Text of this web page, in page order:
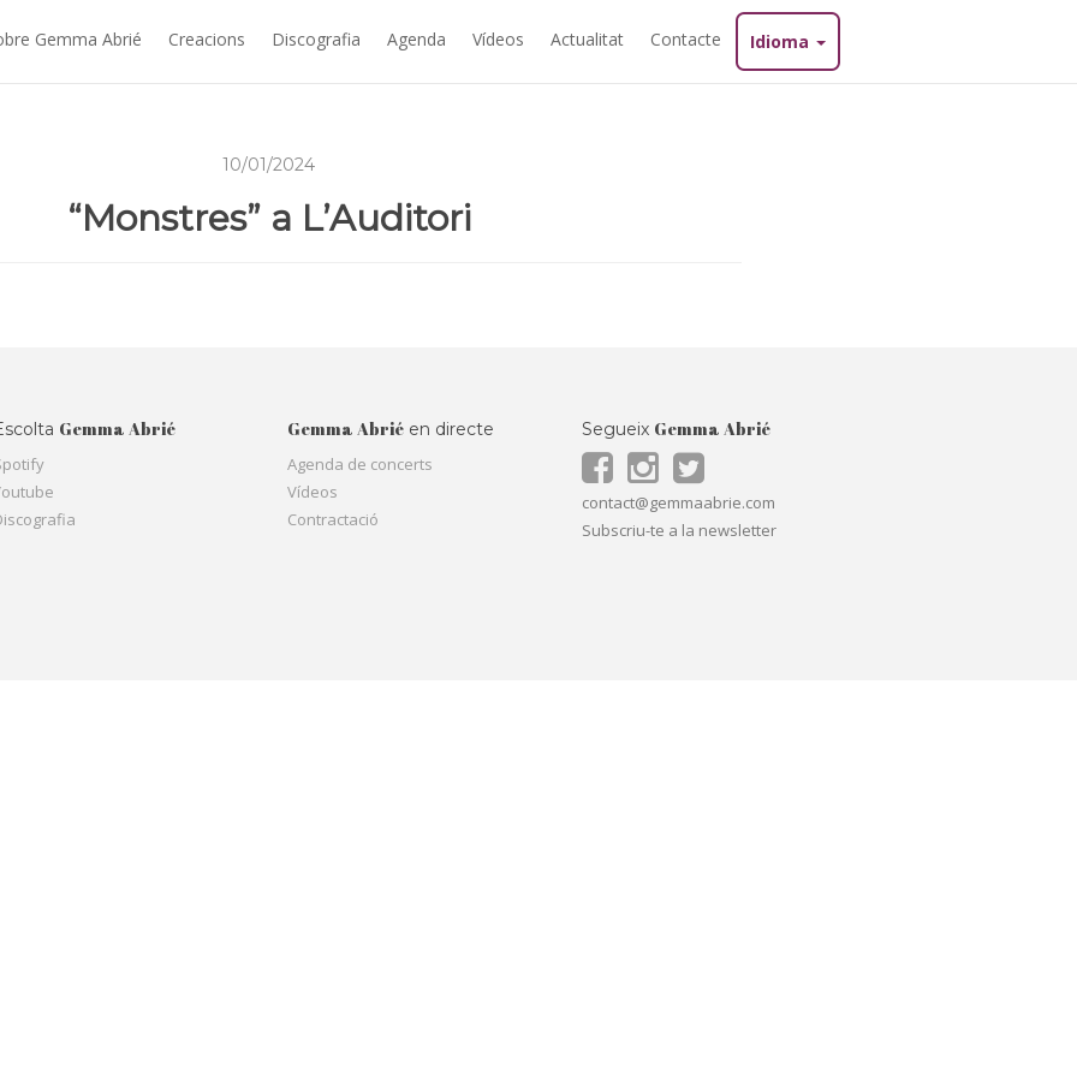
Gemma Abrié Creacions Discografia Agenda Vídeos Actualitat Contacte Idioma
10/01/2024
“Monstres” a L’Auditori
Gemma Abrié Gemma Abrié en directe
Agenda de concerts
Vídeos
Contractació
Segueix Gemma Abrié
contact@gemmaabrie.com
Subscriu-te a la newsletter